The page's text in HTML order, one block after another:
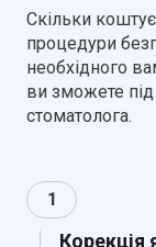
Скільки
процедури
необхідного
ви зможете під
стоматолога.
1
Корекція